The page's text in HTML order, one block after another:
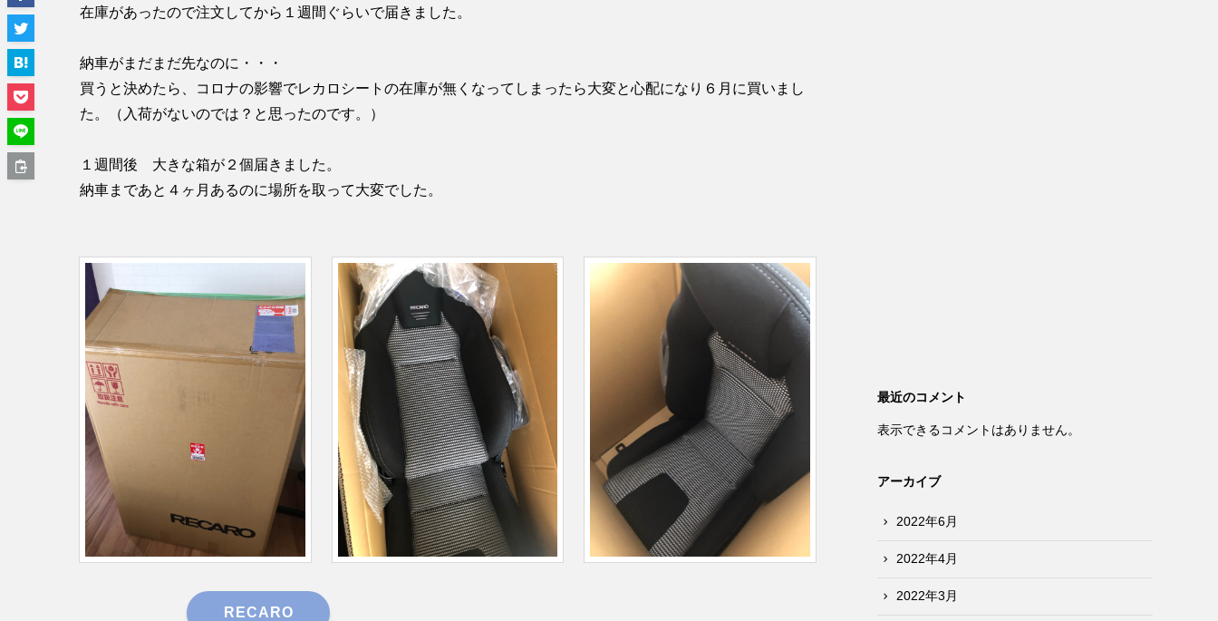
在庫があったので注文してから１週間ぐらいで届きました。
納車がまだまだ先なのに・・・
買うと決めたら、コロナの影響でレカロシートの在庫が無くなってしまったら大変と心配になり６月に買いまし
た。（入荷がないのでは？と思ったのです。）
１週間後 大きな箱が２個届きました。
納車まであと４ヶ月あるのに場所を取って大変でした。
RECARO
最近のコメント
表示できるコメントはありません。
アーカイブ
2022年6月
2022年4月
2022年3月